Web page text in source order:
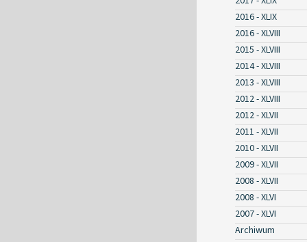
2016 - XLIX
2016 - XLVIII
2015 - XLVIII
2014 - XLVIII
2013 - XLVIII
2012 - XLVIII
2012 - XLVII
2011 - XLVII
2010 - XLVII
2009 - XLVII
2008 - XLVII
2008 - XLVI
2007 - XLVI
Archiwum